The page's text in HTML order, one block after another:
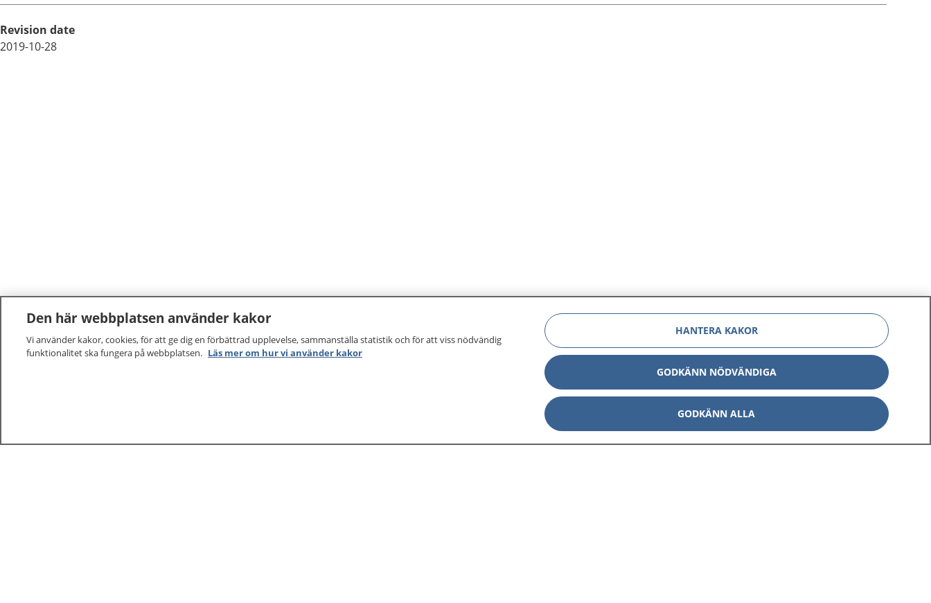
Revision date
2019-10-28
1177 –tryggt om din hälsa och vård
sjukvårdsrådgivning dygnet runt.
Other languages
Lättläst svenska
Om 1177
E-tjänster
Kontakt
Den här webbplatsen använder kakor
Vi använder kakor, cookies, för att ge dig en förbättrad upplevelse, sammanställa statistik och för att viss nödvändig
funktionalitet ska fungera på webbplatsen. Läs mer om hur vi använder kakor
HANTERA KAKOR
GODKÄNN NÖDVÄNDIGA
GODKÄNN ALLA